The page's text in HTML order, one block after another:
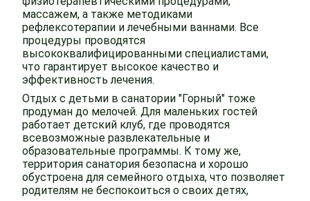
массажем, а также методиками
рефлексотерапии и лечебными ваннами. Все
процедуры проводятся
высококвалифицированными специалистами,
что гарантирует высокое качество и
эффективность лечения.
Отдых с детьми в санатории "Горный" тоже
продуман до мелочей. Для маленьких гостей
работает детский клуб, где проводятся
всевозможные развлекательные и
образовательные программы. К тому же,
территория санатория безопасна и хорошо
обустроена для семейного отдыха, что позволяет
родителям не беспокоиться о своих детях,